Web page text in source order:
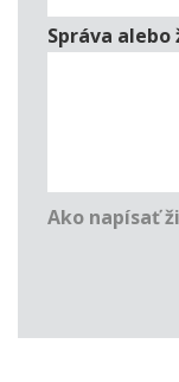
Správa alebo
Ako napísať